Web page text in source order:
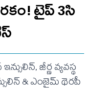
టైప్ 3సి
జీర్ణ వ్యవస్థ
& ఎంజైమ్ థెరపీ